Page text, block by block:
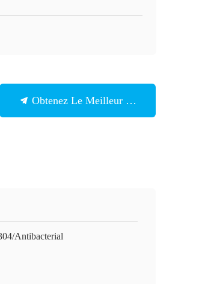
Obtenez Le Meilleur Prix
Antibacterial